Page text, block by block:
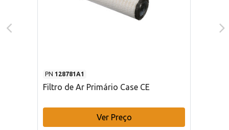
PN 128781A1
Filtro de Ar Primário Case CE
Ver Preço